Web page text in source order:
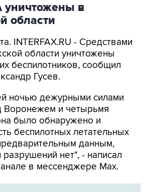
в
области
INTERFAX.RU - Средствами
области уничтожены
беспилотников, сообщил
Гусев.
ночью дежурными силами
и четырьмя
было обнаружено и
беспилотных летательных
данным,
нет", - написал
в мессенджере Max.